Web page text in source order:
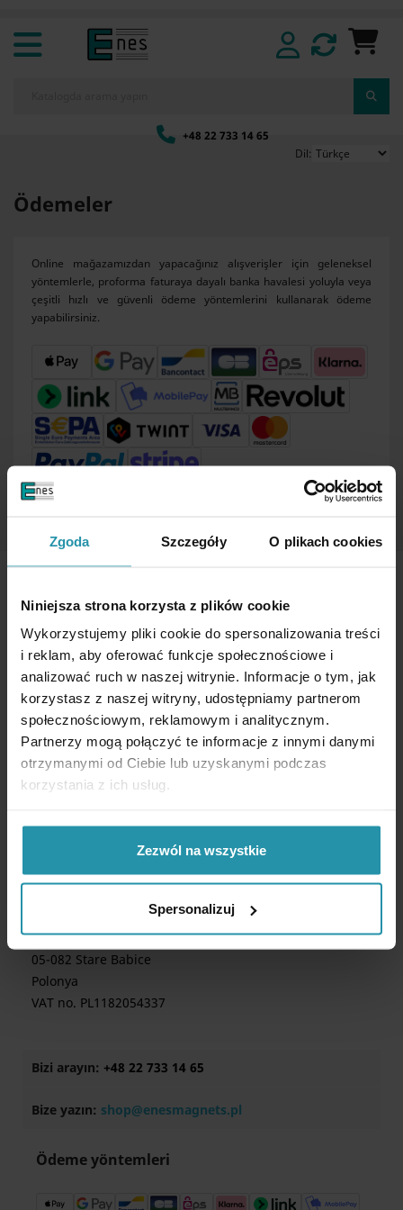
Zgoda Szczegóły O plikach cookies
Niniejsza strona korzysta z plików cookie
Wykorzystujemy pliki cookie do spersonalizowania treści
i reklam, aby oferować funkcje społecznościowe i
analizować ruch w naszej witrynie. Informacje o tym, jak
korzystasz z naszej witryny, udostępniamy partnerom
społecznościowym, reklamowym i analitycznym.
Partnerzy mogą połączyć te informacje z innymi danymi
otrzymanymi od Ciebie lub uzyskanymi podczas
korzystania z ich usług.
Zezwól na wszystkie
Spersonalizuj
+48 22 733 14 65
Dil:
Ödemeler
Online mağazamızdan yapacağınız alışverişler için geleneksel
yöntemlerle, proforma faturaya dayalı banka havalesi yoluyla veya
çeşitli hızlı ve güvenli ödeme yöntemlerini kullanarak ödeme
yapabilirsiniz.
Nakliye
Kurallar
Hakkımızda
Ödemeler
İletişim
Enes Magnesy Paweł Zientek Spółka komandytowa
Address: Kutrzeby 15
05-082 Stare Babice
Polonya
VAT no. PL1182054337
Bizi arayın: +48 22 733 14 65
Bize yazın: shop@enesmagnets.pl
Ödeme yöntemleri